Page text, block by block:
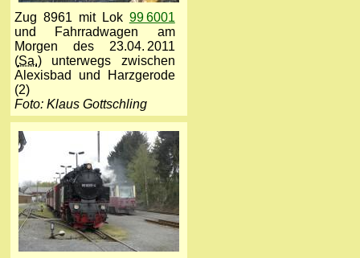
Zug 8961 mit Lok 99 6001
und Fahrradwagen am
Morgen des 23.04. 2011
(Sa.) unterwegs zwischen
Alexisbad und Harzgerode
(2)
Foto: Klaus Gottschling